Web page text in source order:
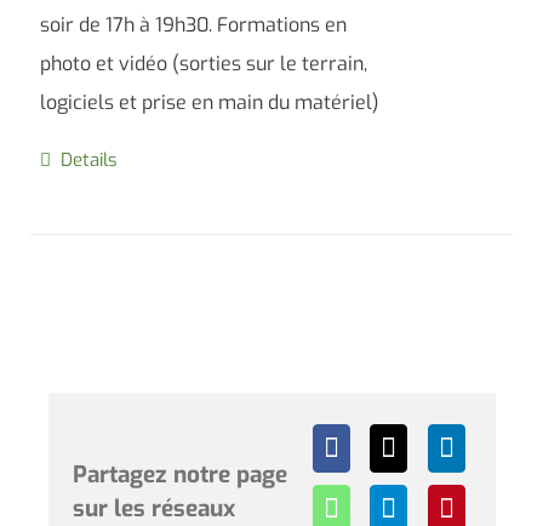
soir de 17h à 19h30. Formations en
photo et vidéo (sorties sur le terrain,
logiciels et prise en main du matériel)
Details
Partagez notre page
sur les réseaux